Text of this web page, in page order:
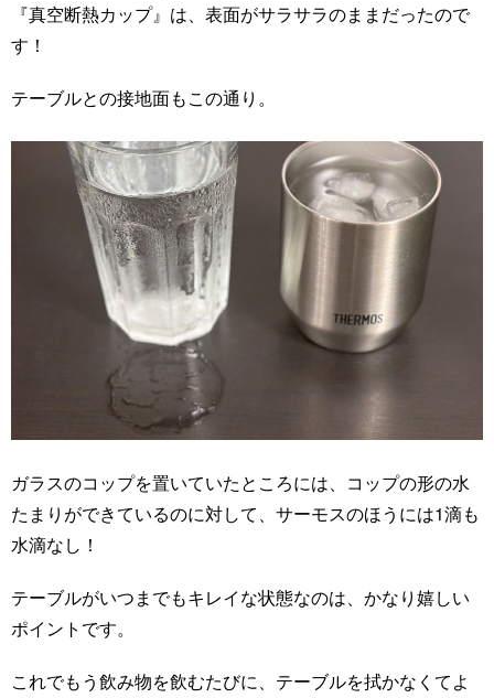
『真空断熱カップ』は、表面がサラサラのままだったので
す！
テーブルとの接地面もこの通り。
ガラスのコップを置いていたところには、コップの形の水
たまりができているのに対して、サーモスのほうには1滴も
水滴なし！
テーブルがいつまでもキレイな状態なのは、かなり嬉しい
ポイントです。
これでもう飲み物を飲むたびに、テーブルを拭かなくてよ